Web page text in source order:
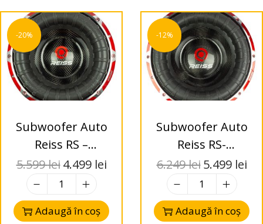
-20%
Subwoofer Auto
Reiss RS –
RANGE12.D1
5.599lei 4.499 lei
Adaugă în coș
-12%
Subwoofer Auto
Reiss RS-
RANGE15.D1
6.249lei 5.499 lei
Adaugă în coș